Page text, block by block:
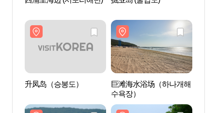
升凤岛（승봉도）
巨滩海水浴场（하나개해
수욕장）